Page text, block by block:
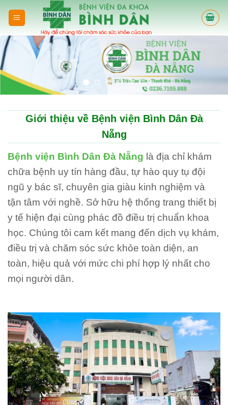
Giới thiệu về Bệnh viện Bình Dân Đà
Nẵng
Bệnh viện Bình Dân Đà Nẵng là địa chỉ khám
chữa bệnh uy tín hàng đầu, tự hào quy tụ đội
ngũ y bác sĩ, chuyên gia giàu kinh nghiệm và
tận tâm với nghề. Sở hữu hệ thống trang thiết bị
y tế hiện đại cùng phác đồ điều trị chuẩn khoa
học. Chúng tôi cam kết mang đến dịch vụ khám,
điều trị và chăm sóc sức khỏe toàn diện, an
toàn, hiệu quả với mức chi phí hợp lý nhất cho
mọi người dân.